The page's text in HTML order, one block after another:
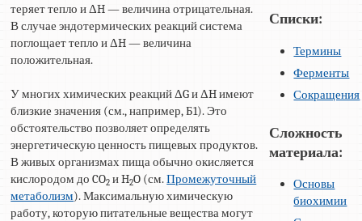
теряет тепло и ΔH — величина отрицательная.
В случае эндотермических реакций система
поглощает тепло и ΔH — величина
положительная.
У многих химических реакций ΔG и ΔH имеют
близкие значения (см., например, Б1). Это
обстоятельство позволяет определять
энергетическую ценность пищевых продуктов.
В живых организмах пища обычно окисляется
кислородом до CO2 и H2O (см.Промежуточный
метаболизм). Максимальную химическую
работу, которую питательные вещества могут
Списки:
Термины
Ферменты
Сокращения
Сложность
материала:
Основы
биохимии